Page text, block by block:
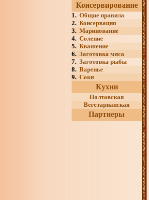
Консервирование
1. Общие правила
2. Консервация
3. Маринование
4. Соление
5. Квашение
6. Заготовка мяса
7. Заготовка рыбы
8. Варенье
9. Соки
Кухни
Полтавская
Вегетарианская
Партнеры